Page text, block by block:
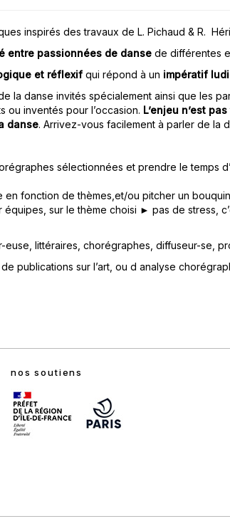
inspirés des travaux de L. Pichaud & R.
entre passionnées de danse de différentes
et réflexif qui répond à un impératif
la danse invités spécialement ainsi que les
ou inventés pour l’occasion. L’enjeu n’est
danse. Arrivez-vous facilement à parler de la
sélectionnées et prendre le temps
fonction de thèmes,et/ou pitcher un
équipes, sur le thème choisi ► pas de stress,
euse, littéraires, chorégraphes, diffuseur-se,
publications sur l’art, ou d analyse
nos soutiens